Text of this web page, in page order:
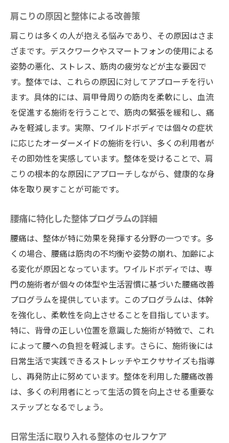
肩こりの原因と整体による改善策
肩こりは多くの人が抱える悩みであり、その原因はさま
ざまです。デスクワークやスマートフォンの使用による
姿勢の悪化、ストレス、筋肉の疲労などが主な要因で
す。整体では、これらの原因に対してアプローチを行い
ます。具体的には、肩甲骨周りの筋肉を柔軟にし、血流
を促進する施術を行うことで、筋肉の緊張を緩和し、痛
みを軽減します。実際、ワイルドボディでは個々の症状
に応じたオーダーメイドの施術を行い、多くの利用者が
その即効性を実感しています。整体を受けることで、肩
こりの根本的な原因にアプローチしながら、健康的な身
体を取り戻すことが可能です。
腰痛に特化した整体プログラムの詳細
腰痛は、整体が特に効果を発揮する分野の一つです。多
くの場合、腰痛は筋肉の不均衡や姿勢の崩れ、加齢によ
る変化が原因となっています。ワイルドボディでは、専
門の施術者が個々の体型や生活習慣に基づいた腰痛改善
プログラムを提供しています。このプログラムは、体幹
を強化し、柔軟性を向上させることを目指しています。
特に、背骨の正しい位置を意識した施術が特徴で、これ
によって腰への負担を軽減します。さらに、施術後には
日常生活で実践できるストレッチやエクササイズも指導
し、再発防止に努めています。整体を利用した腰痛改善
は、多くの利用者にとって生活の質を向上させる重要な
ステップとなるでしょう。
日常生活に取り入れる整体のセルフケア